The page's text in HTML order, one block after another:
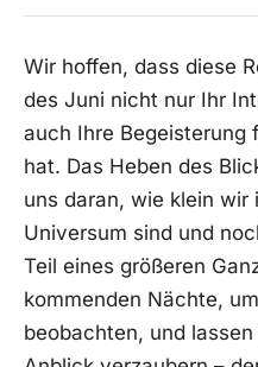
Wir hoffen, dass diese
des​ Juni nicht nur Ihr
auch Ihre Begeisterung
hat. Das Heben des
‌uns daran, wie ​klein wir
Universum sind und​
Teil ​eines größeren
kommenden Nächte,
beobachten, und